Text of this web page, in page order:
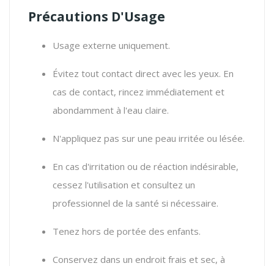
Précautions D'Usage
Usage externe uniquement.
Évitez tout contact direct avec les yeux. En
cas de contact, rincez immédiatement et
abondamment à l'eau claire.
N'appliquez pas sur une peau irritée ou lésée.
En cas d'irritation ou de réaction indésirable,
cessez l'utilisation et consultez un
professionnel de la santé si nécessaire.
Tenez hors de portée des enfants.
Conservez dans un endroit frais et sec, à